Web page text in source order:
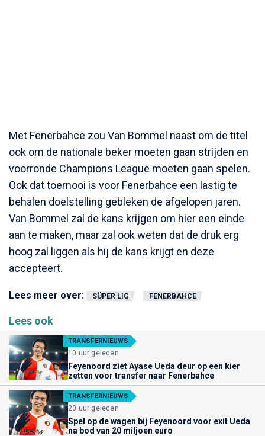
Met Fenerbahce zou Van Bommel naast om de titel
ook om de nationale beker moeten gaan strijden en
voorronde Champions League moeten gaan spelen.
Ook dat toernooi is voor Fenerbahce een lastig te
behalen doelstelling gebleken de afgelopen jaren.
Van Bommel zal de kans krijgen om hier een einde
aan te maken, maar zal ook weten dat de druk erg
hoog zal liggen als hij de kans krijgt en deze
accepteert.
Lees meer over: SÜPER LIG FENERBAHCE
Lees ook
TRANSFERNIEUWS
10 uur geleden
Feyenoord ziet Ayase Ueda deur op een kier
zetten voor transfer naar Fenerbahce
TRANSFERNIEUWS
20 uur geleden
Spel op de wagen bij Feyenoord voor exit Ueda
na bod van 20 miljoen euro